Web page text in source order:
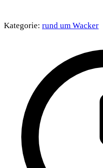
Kategorie: rund um Wacker